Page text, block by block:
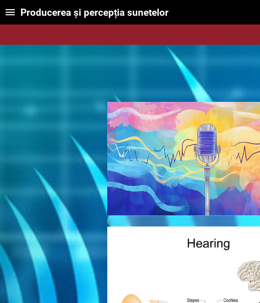
Producerea și percepția sunetelor